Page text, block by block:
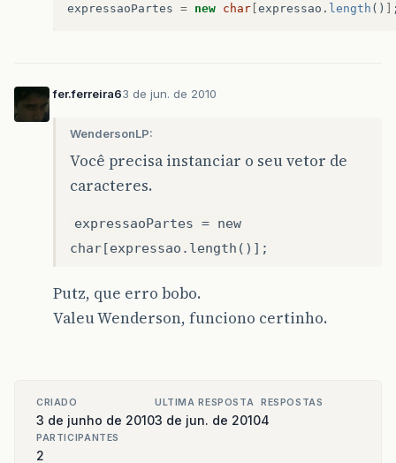
expressaoPartes = new char expressao . length ()
fer.ferreira63 de jun. de 2010
WendersonLP:
Você precisa instanciar o seu vetor de
caracteres.
expressaoPartes = new
char[expressao.length()];
Putz, que erro bobo.
Valeu Wenderson, funciono certinho.
CRIADO
3 de junho de 2010
ULTIMA RESPOSTA
3 de jun. de 2010
RESPOSTAS
4
PARTICIPANTES
2